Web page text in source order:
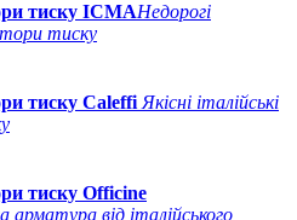
тиску ICMAНедорогі
тиску
тиску Caleffi Якісні італійські
тиску Officine
арматура від італійського